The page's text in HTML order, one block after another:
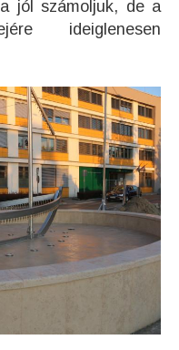
jól számoljuk, de a
ideiglenesen